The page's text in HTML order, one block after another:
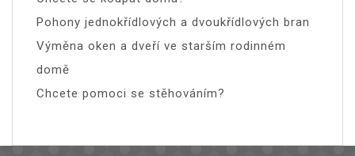
Pohony jednokřídlových a dvoukřídlových bran
Výměna oken a dveří ve starším rodinném
domě
Chcete pomoci se stěhováním?